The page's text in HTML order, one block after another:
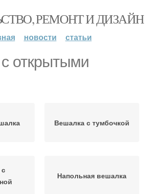
РЕМОНТ И ДИЗАЙН
новости статьи
открытыми
Вешалка с тумбочкой
Напольная вешалка